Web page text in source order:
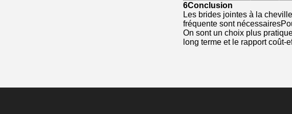
6Conclusion
Les brides jointes à la
fréquente sont
On sont un choix plus
long terme et le rapport coût-